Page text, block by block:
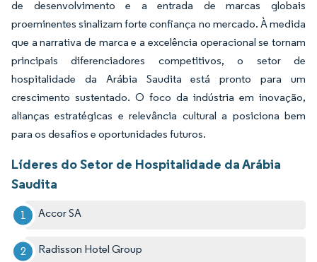
de desenvolvimento e a entrada de marcas globais
proeminentes sinalizam forte confiança no mercado. À medida
que a narrativa de marca e a excelência operacional se tornam
principais diferenciadores competitivos, o setor de
hospitalidade da Arábia Saudita está pronto para um
crescimento sustentado. O foco da indústria em inovação,
alianças estratégicas e relevância cultural a posiciona bem
para os desafios e oportunidades futuros.
Líderes do Setor de Hospitalidade da Arábia
Saudita
Accor SA
Radisson Hotel Group